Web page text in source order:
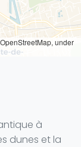
under
à
dunes et la